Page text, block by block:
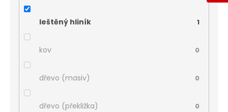
leštěný hliník 1
kov 0
dřevo (masiv) 0
dřevo (překližka) 0